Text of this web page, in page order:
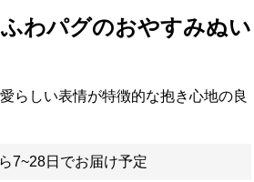
わパグのおやすみぬい
らしい表情が特徴的な抱き心地の良
7~28日でお届け予定